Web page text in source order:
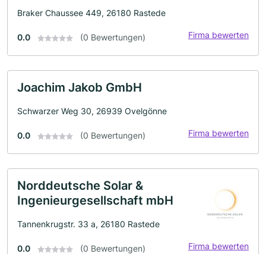
Braker Chaussee 449, 26180 Rastede
0.0 (0 Bewertungen) Firma bewerten
Joachim Jakob GmbH
Schwarzer Weg 30, 26939 Ovelgönne
0.0 (0 Bewertungen) Firma bewerten
Norddeutsche Solar &
Ingenieurgesellschaft mbH
Tannenkrugstr. 33 a, 26180 Rastede
0.0 (0 Bewertungen) Firma bewerten